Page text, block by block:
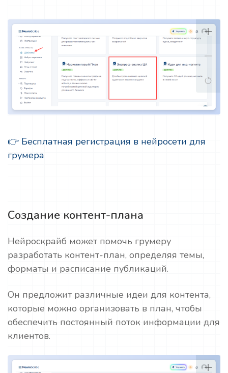
👉 Бесплатная регистрация в нейросети для
грумера
Создание контент-плана
Нейроскрайб может помочь грумеру
разработать контент-план, определяя темы,
форматы и расписание публикаций.
Он предложит различные идеи для контента,
которые можно организовать в план, чтобы
обеспечить постоянный поток информации для
клиентов.